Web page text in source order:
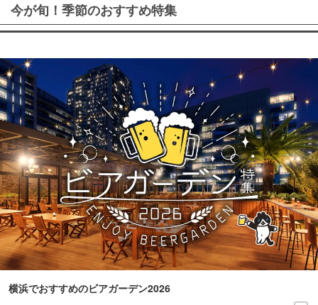
今が旬！季節のおすすめ特集
横浜でおすすめのビアガーデン2026